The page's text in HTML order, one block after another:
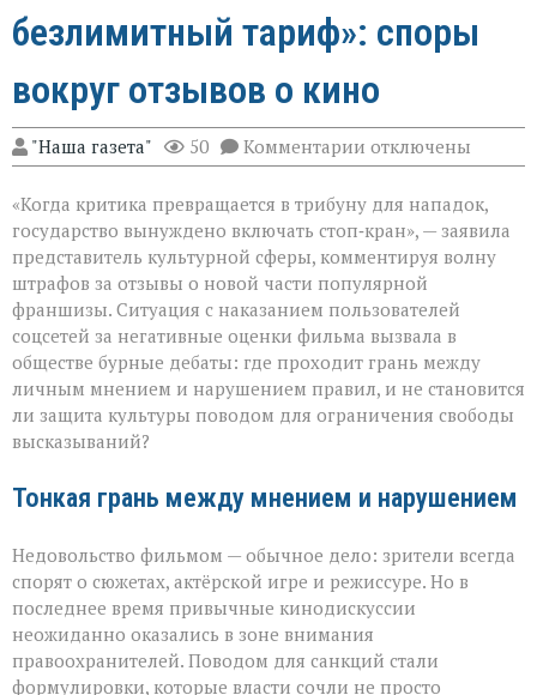
безлимитный тариф»: споры
вокруг отзывов о кино
"Наша газета" 50 Комментарии к
записи
слова — не
безлимитный
тариф»:
споры
вокруг
отзывов
о
кино
отключены
«Когда критика превращается в трибуну для нападок,
государство вынуждено включать стоп‑кран», — заявила
представитель культурной сферы, комментируя волну
штрафов за отзывы о новой части популярной
франшизы. Ситуация с наказанием пользователей
соцсетей за негативные оценки фильма вызвала в
обществе бурные дебаты: где проходит грань между
личным мнением и нарушением правил, и не становится
ли защита культуры поводом для ограничения свободы
высказываний?
Тонкая грань между мнением и нарушением
Недовольство фильмом — обычное дело: зрители всегда
спорят о сюжетах, актёрской игре и режиссуре. Но в
последнее время привычные кинодискуссии
неожиданно оказались в зоне внимания
правоохранителей. Поводом для санкций стали
формулировки, которые власти сочли не просто